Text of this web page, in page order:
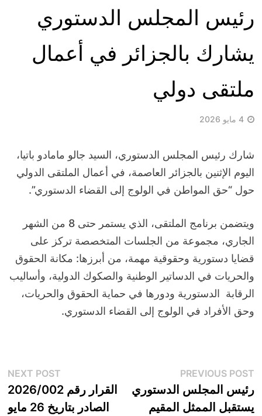
رئيس المجلس الدستوري
يشارك بالجزائر في أعمال
ملتقى دولي
4 مايو 2026
شارك رئيس المجلس الدستوري، السيد جالو مامادو باتيا،
اليوم الإثنين بالجزائر العاصمة، في أعمال الملتقى الدولي
حول “حق المواطن في الولوج إلى القضاء الدستوري”.
ويتضمن برنامج الملتقى، الذي يستمر حتى 8 من الشهر
الجاري، مجموعة من الجلسات المتخصصة تركز على
قضايا دستورية وحقوقية مهمة، من أبرزها: مكانة الحقوق
والحريات في الدساتير الوطنية والصكوك الدولية، وأساليب
الرقابة الدستورية ودورها في حماية الحقوق والحريات،
وحق الأفراد في الولوج إلى القضاء الدستوري.
تصفّح
المقالات
PREVIOUS POST
post:
رئيس المجلس الدستوري
يستقبل الممثل المقيم
NEXT POST
القرار رقم 2026/002
الصادر بتاريخ 26 مايو